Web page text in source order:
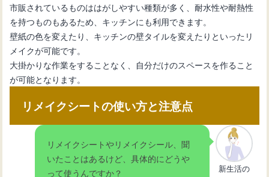
市販されているものははがしやすい種類が多く、耐水性や耐熱性
を持つものもあるため、キッチンにも利用できます。
壁紙の色を変えたり、キッチンの壁タイルを変えたりといったリ
メイクが可能です。
大掛かりな作業をすることなく、自分だけのスペースを作ること
が可能となります。
リメイクシートの使い方と注意点
リメイクシートやリメイクシール、聞
いたことはあるけど、具体的にどうや
って使うんですか？
新生活の